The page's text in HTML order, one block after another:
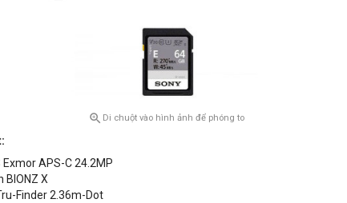
 Di chuột vào hình ảnh để phóng to
Exmor APS-C 24.2MP
BIONZ X
Finder 2.36m-Dot